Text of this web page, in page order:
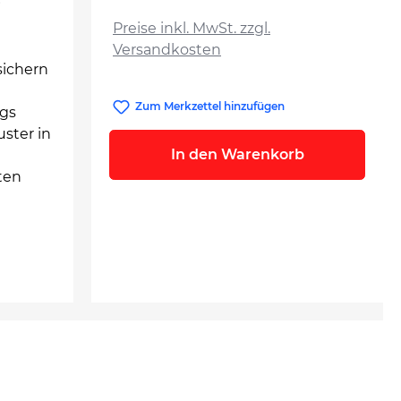
in
Preise inkl. MwSt. zzgl.
Versandkosten
Zum Merkzettel hinzufügen
In den Warenkorb